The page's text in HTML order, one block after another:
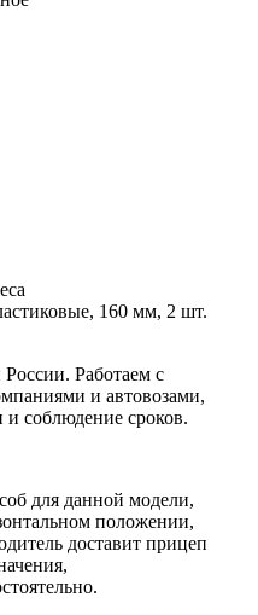
160 мм, 2 шт.
Работаем с
и автовозами,
и соблюдение сроков.
для данной модели,
положении,
доставит прицеп